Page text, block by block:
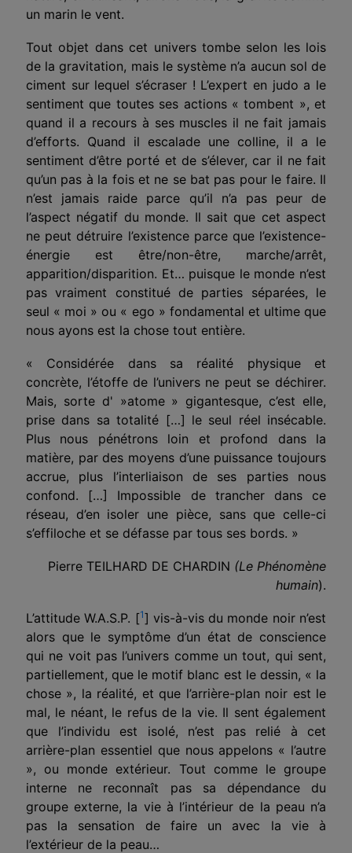
un marin le vent.
Tout objet dans cet univers tombe selon les lois
de la gravitation, mais le système n’a aucun sol de
ciment sur lequel s’écraser ! L’expert en judo a le
sentiment que toutes ses actions « tombent », et
quand il a recours à ses muscles il ne fait jamais
d’efforts. Quand il escalade une colline, il a le
sentiment d’être porté et de s’élever, car il ne fait
qu’un pas à la fois et ne se bat pas pour le faire. Il
n’est jamais raide parce qu’il n’a pas peur de
l’aspect négatif du monde. Il sait que cet aspect
ne peut détruire l’existence parce que l’existence-
énergie est être/non-être, marche/arrêt,
apparition/disparition. Et… puisque le monde n’est
pas vraiment constitué de parties séparées, le
seul « moi » ou « ego » fondamental et ultime que
nous ayons est la chose tout entière.
« Considérée dans sa réalité physique et
concrète, l’étoffe de l’univers ne peut se déchirer.
Mais, sorte d' »atome » gigantesque, c’est elle,
prise dans sa totalité […] le seul réel insécable.
Plus nous pénétrons loin et profond dans la
matière, par des moyens d’une puissance toujours
accrue, plus l’interliaison de ses parties nous
confond. […] Impossible de trancher dans ce
réseau, d’en isoler une pièce, sans que celle-ci
s’effiloche et se défasse par tous ses bords. »
Pierre TEILHARD DE CHARDIN (Le Phénomène
humain).
L’attitude W.A.S.P. [1] vis-à-vis du monde noir n’est
alors que le symptôme d’un état de conscience
qui ne voit pas l’univers comme un tout, qui sent,
partiellement, que le motif blanc est le dessin, « la
chose », la réalité, et que l’arrière-plan noir est le
mal, le néant, le refus de la vie. Il sent également
que l’individu est isolé, n’est pas relié à cet
arrière-plan essentiel que nous appelons « l’autre
», ou monde extérieur. Tout comme le groupe
interne ne reconnaît pas sa dépendance du
groupe externe, la vie à l’intérieur de la peau n’a
pas la sensation de faire un avec la vie à
l’extérieur de la peau…